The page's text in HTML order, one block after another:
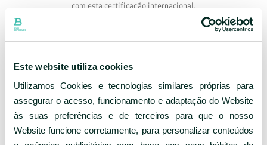
Este website utiliza cookies
Utilizamos Cookies e tecnologias similares próprias para
assegurar o acesso, funcionamento e adaptação do Website
às suas preferências e de terceiros para que o nosso
Website funcione corretamente, para personalizar conteúdos
com esta certificação internacional.
é uma certificação desenvolvida
especificamente para a indústria do turismo e é
Council, e visa a sustentabilidade da indústria do
Conta com mais de 1.500 hotéis certificados em mais
de 50 países. Em Portugal Continental, existem 54
hotéis com esta certificação - onde se inclui o Hotel